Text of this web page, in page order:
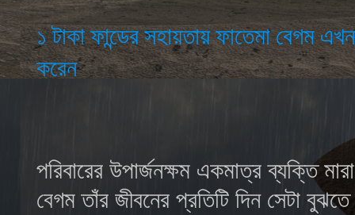
১ টাকা ফান্ডের সহায়তায় ফাতেমা বেগম
করেন
পরিবারের উপার্জনক্ষম একমাত্র ব্যক্তি
বেগমতাঁর জীবনের প্রতিটি দিন সেটা